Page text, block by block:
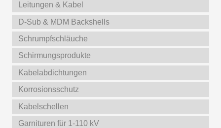
Leitungen & Kabel
D-Sub & MDM Backshells
Schrumpfschläuche
Schirmungsprodukte
Kabelabdichtungen
Korrosionsschutz
Kabelschellen
Garnituren für 1-110 kV